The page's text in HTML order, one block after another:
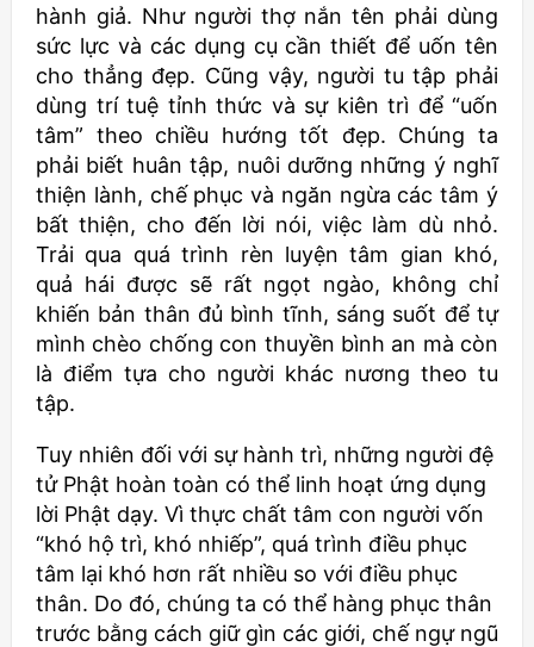
hành giả. Như người thợ nắn tên phải dùng
sức lực và các dụng cụ cần thiết để uốn tên
cho thẳng đẹp. Cũng vậy, người tu tập phải
dùng trí tuệ tỉnh thức và sự kiên trì để “uốn
tâm” theo chiều hướng tốt đẹp. Chúng ta
phải biết huân tập, nuôi dưỡng những ý nghĩ
thiện lành, chế phục và ngăn ngừa các tâm ý
bất thiện, cho đến lời nói, việc làm dù nhỏ.
Trải qua quá trình rèn luyện tâm gian khó,
quả hái được sẽ rất ngọt ngào, không chỉ
khiến bản thân đủ bình tĩnh, sáng suốt để tự
mình chèo chống con thuyền bình an mà còn
là điểm tựa cho người khác nương theo tu
tập.
Tuy nhiên đối với sự hành trì, những người đệ
tử Phật hoàn toàn có thể linh hoạt ứng dụng
lời Phật dạy. Vì thực chất tâm con người vốn
“khó hộ trì, khó nhiếp”, quá trình điều phục
tâm lại khó hơn rất nhiều so với điều phục
thân. Do đó, chúng ta có thể hàng phục thân
trước bằng cách giữ gìn các giới, chế ngự ngũ